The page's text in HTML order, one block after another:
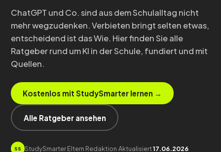
ChatGPT und Co. sind aus dem Schulalltag nicht
mehr wegzudenken. Verbieten bringt selten etwas,
entscheidend ist das Wie. Hier finden Sie alle
Ratgeber rund um KI in der Schule, fundiert und mit
Quellen.
Kostenlos mit StudySmarter lernen →
Alle Ratgeber ansehen
SS StudySmarter Eltern Redaktion·Aktualisiert17.06.2026